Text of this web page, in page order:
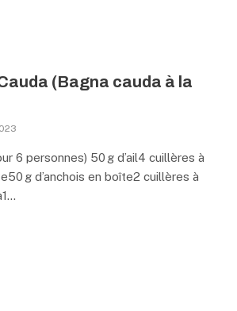
(Bagna cauda à la
6 personnes) 50 g d’ail4 cuillères à
g d’anchois en boîte2 cuillères à